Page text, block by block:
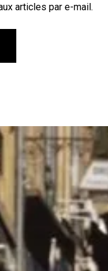
articles par e-mail.